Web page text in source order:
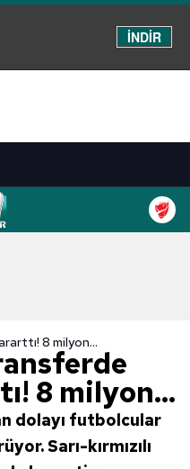
İNDİR
8 milyon...
8 milyon...
dolayı futbolcular
Sarı-kırmızılı